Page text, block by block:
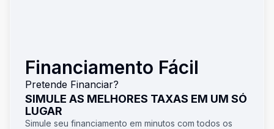
Financiamento Fácil
Pretende Financiar?
SIMULE AS MELHORES TAXAS EM UM SÓ
LUGAR
Simule seu financiamento em minutos com todos os